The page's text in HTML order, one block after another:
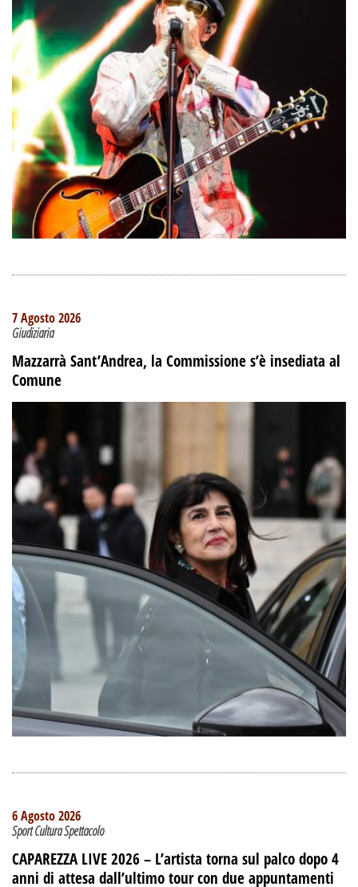
7 Agosto 2026
Giudiziaria
Mazzarrà Sant’Andrea, la Commissione s’è insediata al
Comune
6 Agosto 2026
Sport Cultura Spettacolo
CAPAREZZA LIVE 2026 – L’artista torna sul palco dopo 4
anni di attesa dall’ultimo tour con due appuntamenti